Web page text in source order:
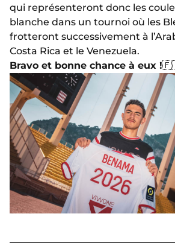
qui représenteront donc les
blanche dans un tournoi où les
frotteront successivement à
Costa Rica et le Venezuela.
Bravo et bonne chance à eux !